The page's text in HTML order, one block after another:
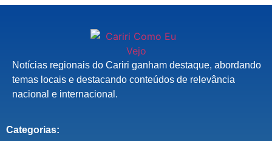
Notícias regionais do Cariri ganham destaque, abordando
temas locais e destacando conteúdos de relevância
nacional e internacional.
Categorias: